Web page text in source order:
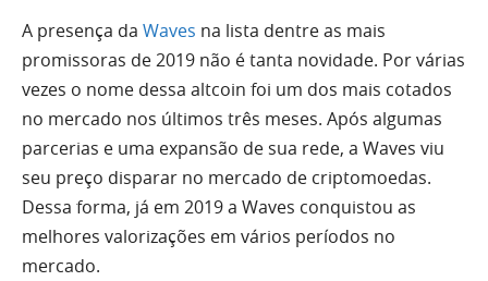
A presença da Waves na lista dentre as mais
promissoras de 2019 não é tanta novidade. Por várias
vezes o nome dessa altcoin foi um dos mais cotados
no mercado nos últimos três meses. Após algumas
parcerias e uma expansão de sua rede, a Waves viu
seu preço disparar no mercado de criptomoedas.
Dessa forma, já em 2019 a Waves conquistou as
melhores valorizações em vários períodos no
mercado.